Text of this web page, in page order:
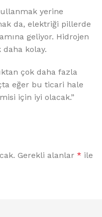
yerine
da, elektriği pillerde
geliyor. Hidrojen
daha kolay.
çok daha fazla
eğer bu ticari hale
için iyi olacak.”
Gerekli alanlar * ile